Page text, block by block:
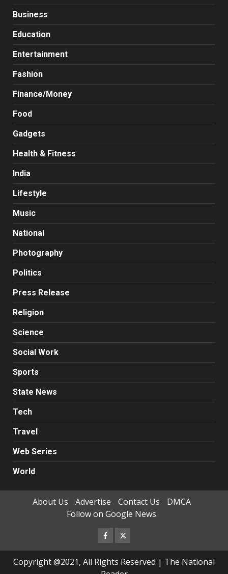
Business
Education
Entertainment
Fashion
Finance/Money
Food
Gadgets
Health & Fitness
India
Lifestyle
Music
National
Photography
Politics
Press Release
Religion
Science
Social Work
Sports
State News
Tech
Travel
Web Series
World
About Us Advertise Contact Us
DMCA
Follow on Google News
Facebook
Twitter
Copyright @2021, All Rights Reserved | The National